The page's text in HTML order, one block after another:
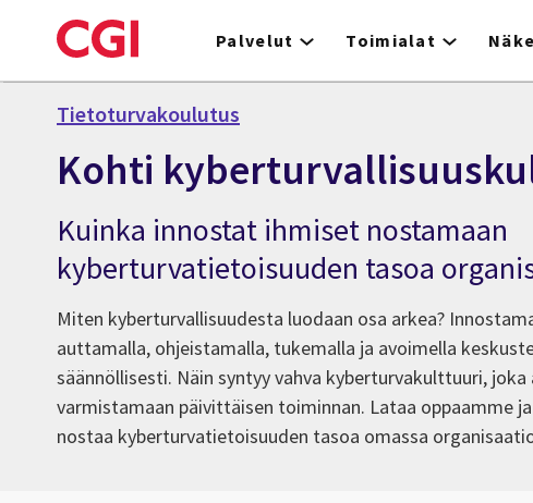
to
Palvelut Toimialat
Tietoturvakoulutus
Kohti
Kuinka innostat ihmiset nostamaan
kyberturvatietoisuuden tasoa
Miten kyberturvallisuudesta luodaan osa arkea?
auttamalla, ohjeistamalla, tukemalla ja avoimella
säännöllisesti. Näin syntyy vahva kyberturvakulttuuri,
varmistamaan päivittäisen toiminnan. Lataa oppaamme
nostaa kyberturvatietoisuuden tasoa omassa